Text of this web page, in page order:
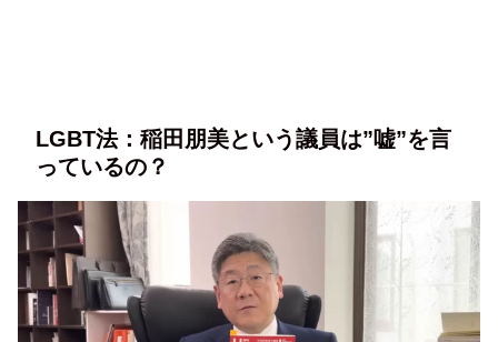
LGBT法：稲田朋美という議員は”嘘”を言
っているの？